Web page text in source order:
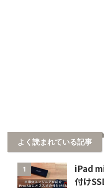
よく読まれている記事
1
iPad
付け